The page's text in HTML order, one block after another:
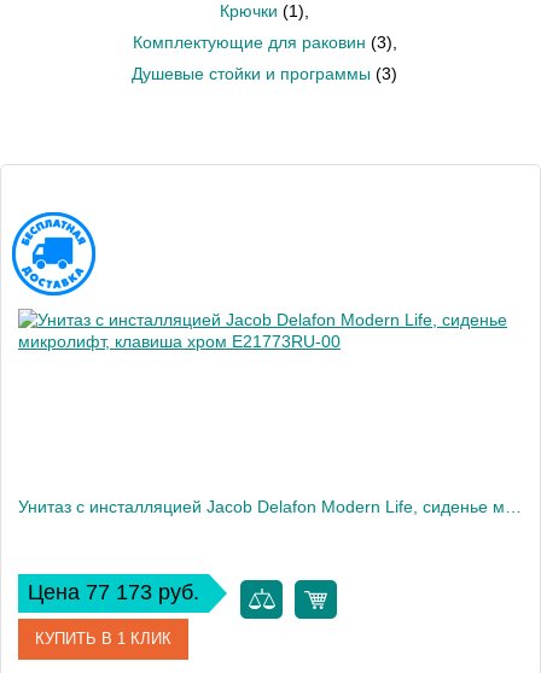
Крючки (1)
Комплектующие для раковин (3)
Душевые стойки и программы (3)
Цена 77 173 руб.
КУПИТЬ В 1 КЛИК